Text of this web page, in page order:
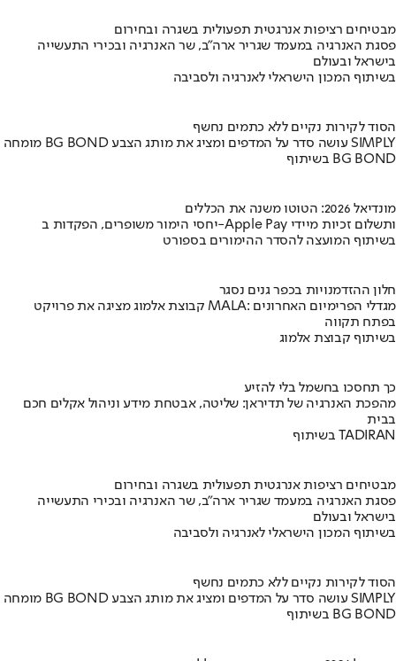
מבטיחים רציפות אנרגטית תפעולית בשגרה ובחירום
פסגת האנרגיה במעמד שגריר ארה"ב, שר האנרגיה ובכירי התעשייה
בישראל ובעולם
בשיתוף המכון הישראלי לאנרגיה ולסביבה
הסוד לקירות נקיים ללא כתמים נחשף
מומחה BG BOND עושה סדר על המדפים ומציג את מותג הצבע SIMPLY
בשיתוף BG BOND
מונדיאל 2026: הטוטו משנה את הכללים
יחסי הימור משופרים, הפקדות ב-Apple Pay ותשלום זכיות מיידי
בשיתוף המועצה להסדר ההימורים בספורט
חלון ההזדמנויות בכפר גנים נסגר
קבוצת אלמוג מציגה את פרויקט MALA: מגדלי הפרימיום האחרונים
בפתח תקווה
בשיתוף קבוצת אלמוג
כך תחסכו בחשמל בלי להזיע
מהפכת האנרגיה של תדיראן: שליטה, אבטחת מידע וניהול אקלים חכם
בבית
בשיתוף TADIRAN
מבטיחים רציפות אנרגטית תפעולית בשגרה ובחירום
פסגת האנרגיה במעמד שגריר ארה"ב, שר האנרגיה ובכירי התעשייה
בישראל ובעולם
בשיתוף המכון הישראלי לאנרגיה ולסביבה
הסוד לקירות נקיים ללא כתמים נחשף
מומחה BG BOND עושה סדר על המדפים ומציג את מותג הצבע SIMPLY
בשיתוף BG BOND